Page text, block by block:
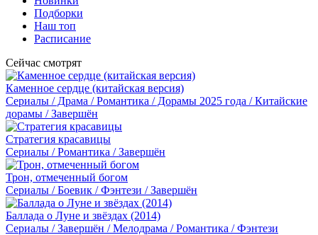
Подборки
Наш топ
Расписание
Сейчас смотрят
Каменное сердце (китайская версия)
Сериалы / Драма / Романтика / Дорамы 2025 года / Китайские
дорамы / Завершён
Стратегия красавицы
Сериалы / Романтика / Завершён
Трон, отмеченный богом
Сериалы / Боевик / Фэнтези / Завершён
Баллада о Луне и звёздах (2014)
Сериалы / Завершён / Мелодрама / Романтика / Фэнтези